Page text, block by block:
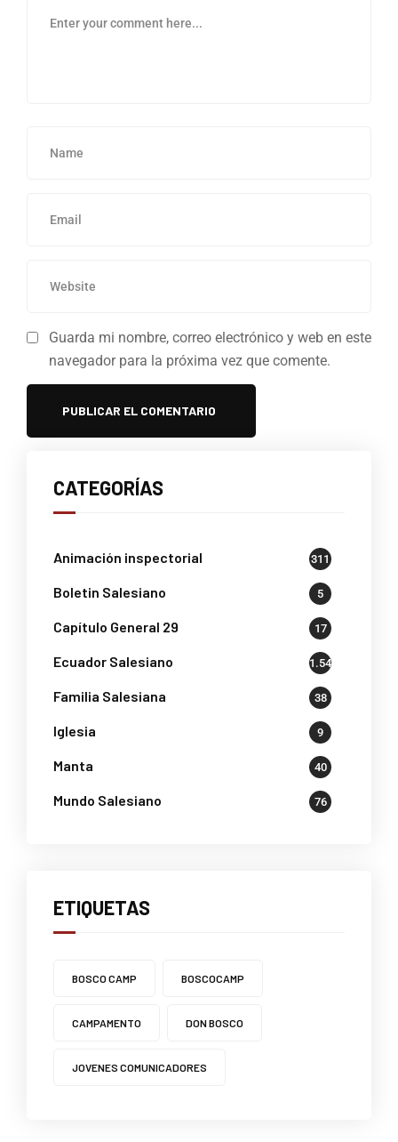
Guarda mi nombre, correo electrónico y web en este
navegador para la próxima vez que comente.
CATEGORÍAS
Animación inspectorial 311
Boletin Salesiano 5
Capítulo General 29 17
Ecuador Salesiano 1.541
Familia Salesiana 38
Iglesia 9
Manta 40
Mundo Salesiano 76
ETIQUETAS
BOSCO CAMP BOSCOCAMP
CAMPAMENTO DON BOSCO
JOVENES COMUNICADORES